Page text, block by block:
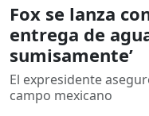
Fox se lanza
entrega de
sumisamente’
El expresidente
campo mexicano